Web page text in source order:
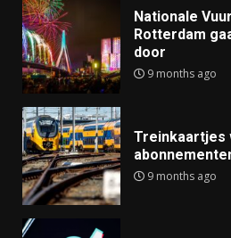
Nationale
Rotterdam
door
9 months ago
Treinkaartjes
9 months ago